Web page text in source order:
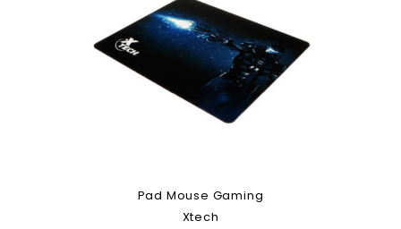
Pad Mouse Gaming
Xtech